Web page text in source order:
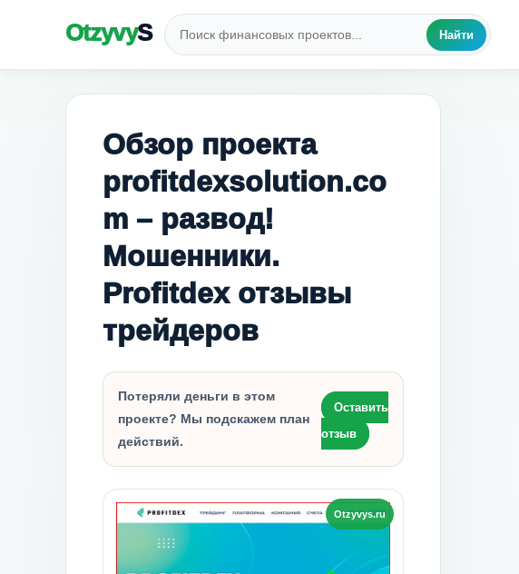
OtzyvyS Найти
Обзор проекта
profitdexsolution.co
m – развод!
Мошенники.
Profitdex отзывы
трейдеров
Потеряли деньги в этом
проекте? Мы подскажем план
действий.
Оставить
отзыв